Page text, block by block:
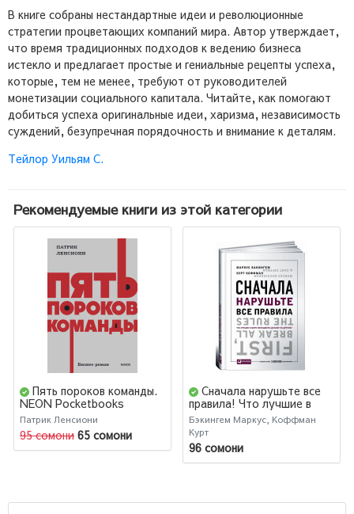
В книге собраны нестандартные идеи и революционные
стратегии процветающих компаний мира. Автор утверждает,
что время традиционных подходов к ведению бизнеса
истекло и предлагает простые и гениальные рецепты успеха,
которые, тем не менее, требуют от руководителей
монетизации социального капитала. Читайте, как помогают
добиться успеха оригинальные идеи, харизма, независимость
суждений, безупречная порядочность и внимание к деталям.
Тейлор Уильям С.
Рекомендуемые книги из этой категории
Пять пороков команды.
NEON Pocketbooks
Патрик Ленсиони
95 сомони 65 сомони
Сначала нарушьте все
правила! Что лучшие в
мире менеджеры делают
по-другому?
Бэкингем Маркус, Коффман
Курт
96 сомони